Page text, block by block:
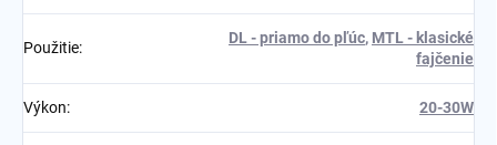
Použitie:
DL - priamo do pľúc, MTL - klasické
fajčenie
Výkon: 20-30W